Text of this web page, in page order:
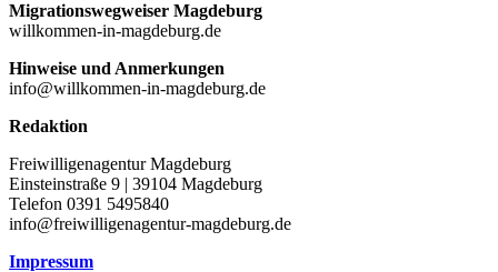
Migrationswegweiser Magdeburg
willkommen-in-magdeburg.de
Hinweise und Anmerkungen
info@willkommen-in-magdeburg.de
Redaktion
Freiwilligenagentur Magdeburg
Einsteinstraße 9 | 39104 Magdeburg
Telefon 0391 5495840
info@freiwilligenagentur-magdeburg.de
Impressum